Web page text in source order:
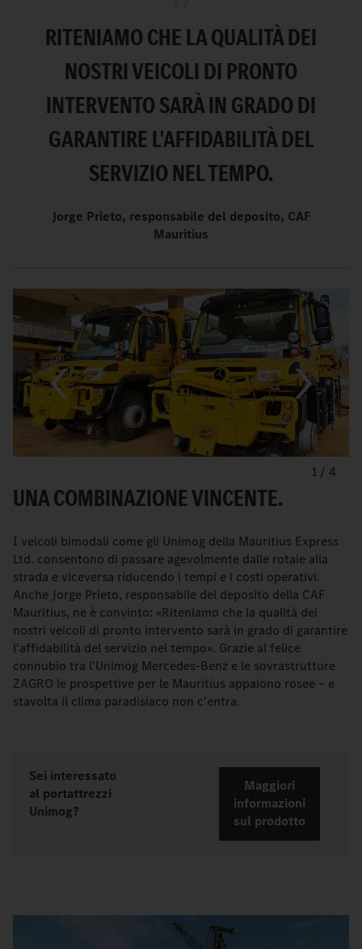
RITENIAMO CHE LA QUALITÀ DEI
NOSTRI VEICOLI DI PRONTO
INTERVENTO SARÀ IN GRADO DI
GARANTIRE L'AFFIDABILITÀ DEL
SERVIZIO NEL TEMPO.
Jorge Prieto, responsabile del deposito, CAF
Mauritius
1 / 4
UNA COMBINAZIONE VINCENTE.
I veicoli bimodali come gli Unimog della Mauritius Express
Ltd. consentono di passare agevolmente dalle rotaie alla
strada e viceversa riducendo i tempi e i costi operativi.
Anche Jorge Prieto, responsabile del deposito della CAF
Mauritius, ne è convinto: «Riteniamo che la qualità dei
nostri veicoli di pronto intervento sarà in grado di garantire
l'affidabilità del servizio nel tempo». Grazie al felice
connubio tra l'Unimog Mercedes-Benz e le sovrastrutture
ZAGRO le prospettive per le Mauritius appaiono rosee – e
stavolta il clima paradisiaco non c'entra.
Sei interessato
al portattrezzi
Unimog?
Maggiori
informazioni
sul prodotto